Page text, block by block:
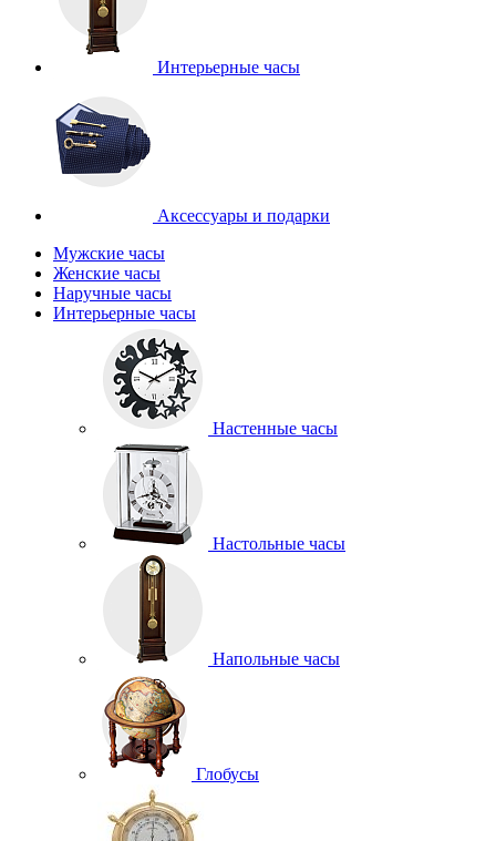
Интерьерные часы
Аксессуары и подарки
Мужские часы
Женские часы
Наручные часы
Интерьерные часы
Настенные часы
Настольные часы
Напольные часы
Глобусы